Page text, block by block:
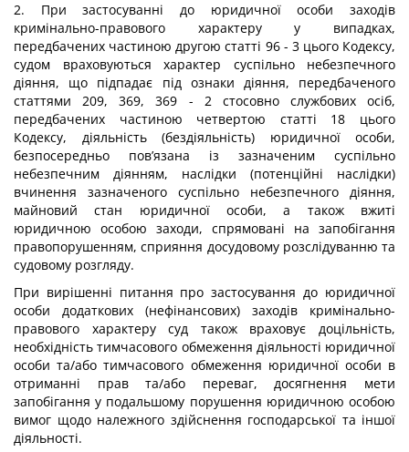
2. При застосуванні до юридичної особи заходів
кримінально-правового характеру у випадках,
передбачених частиною другою статті 96 - 3 цього Кодексу,
судом враховуються характер суспільно небезпечного
діяння, що підпадає під ознаки діяння, передбаченого
статтями 209, 369, 369 - 2 стосовно службових осіб,
передбачених частиною четвертою статті 18 цього
Кодексу, діяльність (бездіяльність) юридичної особи,
безпосередньо пов’язана із зазначеним суспільно
небезпечним діянням, наслідки (потенційні наслідки)
вчинення зазначеного суспільно небезпечного діяння,
майновий стан юридичної особи, а також вжиті
юридичною особою заходи, спрямовані на запобігання
правопорушенням, сприяння досудовому розслідуванню та
судовому розгляду.
При вирішенні питання про застосування до юридичної
особи додаткових (нефінансових) заходів кримінально-
правового характеру суд також враховує доцільність,
необхідність тимчасового обмеження діяльності юридичної
особи та/або тимчасового обмеження юридичної особи в
отриманні прав та/або переваг, досягнення мети
запобігання у подальшому порушення юридичною особою
вимог щодо належного здійснення господарської та іншої
діяльності.